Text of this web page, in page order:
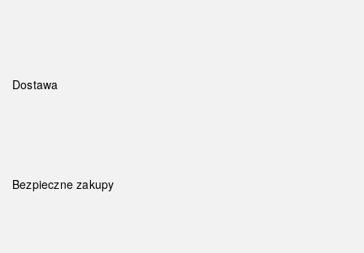
Dostawa
Bezpieczne zakupy